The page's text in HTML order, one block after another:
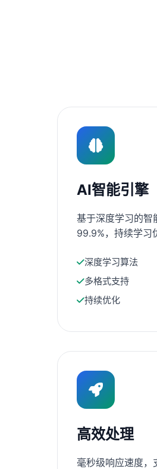
AI智能引擎
基于深度学习的智
99.9%，持续学习
深度学习算法
多格式支持
持续优化
高效处理
毫秒级响应速度，